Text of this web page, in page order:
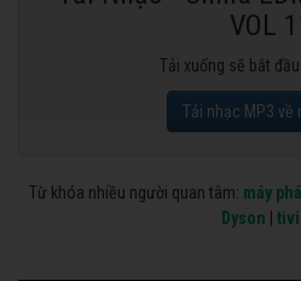
VOL
Tải xuống sẽ bắt
Tải nhạc MP3 về
Từ khóa nhiều người quan tâm: máy
Dyson
tivi